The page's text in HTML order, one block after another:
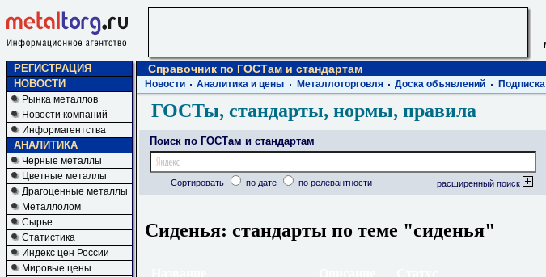
РЕГИСТРАЦИЯ
НОВОСТИ
Рынка металлов
Новости компаний
Информагентства
АНАЛИТИКА
Черные металлы
Цветные металлы
Драгоценные металлы
Металлолом
Сырье
Статистика
Индекс цен России
Мировые цены
Справочник по ГОСТам и стандартам
Новости Аналитика и цены Металлоторговля Доска объявлений Подписка
ГОСТы, стандарты, нормы, правила
Поиск по ГОСТам и стандартам
Сортировать по дате по релевантности расширенный поиск
Сиденья: стандарты по теме "сиденья"